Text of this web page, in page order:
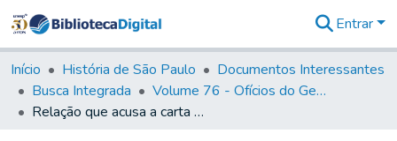
&
Coleções
Tudo na
Biblioteca
Entrar
Início História de São Paulo
Documentos Interessantes
Busca Integrada
Volume 76 - Ofícios do General Martim Lopes Lobo de Saldanha (Governador da Capitania): 1776- 1777
Relação que acusa a carta enviada ao Capitão de Jacareí Lourenço Bicudo de Brito